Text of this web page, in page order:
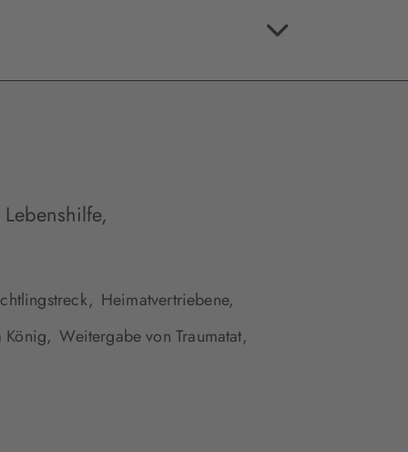
Heimatvertriebene,
König, Weitergabe von Traumatat,